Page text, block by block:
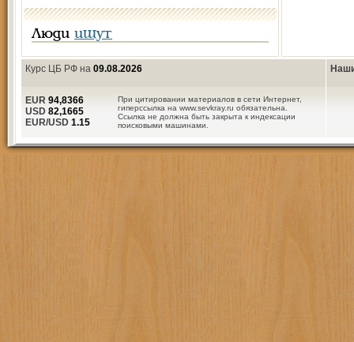
Люди ищут
Курс ЦБ РФ на 09.08.2026
При цитировании материалов в сети Интернет,
гиперссылка на www.sevkray.ru обязательна.
Ссылка не должна быть закрыта к индексации
поисковыми машинами.
EUR 94,8366
USD 82,1665
EUR/USD 1.15